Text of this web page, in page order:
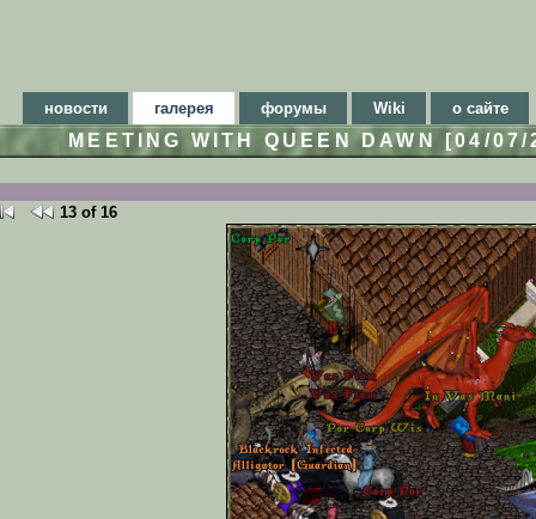
новости галерея форумы Wiki о сайте
MEETING WITH QUEEN DAWN [04/
13 of 16